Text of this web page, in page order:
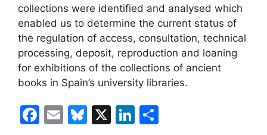
collections were identified and analysed which
enabled us to determine the current status of
the regulation of access, consultation, technical
processing, deposit, reproduction and loaning
for exhibitions of the collections of ancient
books in Spain’s university libraries.
F
E
Bl X
Li